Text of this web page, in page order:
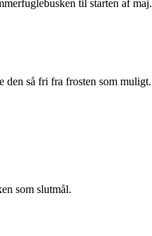
til starten af maj.
den så fri fra frosten som muligt.
som slutmål.